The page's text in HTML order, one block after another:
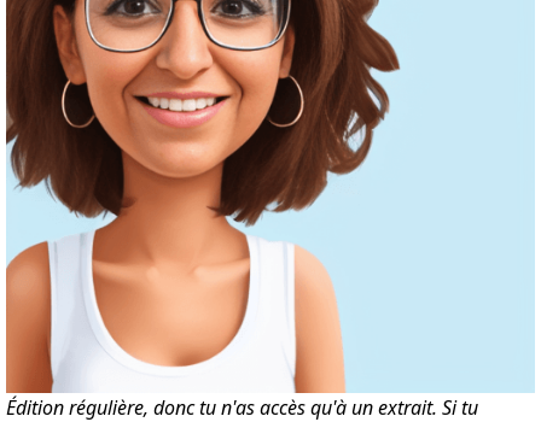
Édition régulière, donc tu n'as accès qu'à un extrait. Si tu